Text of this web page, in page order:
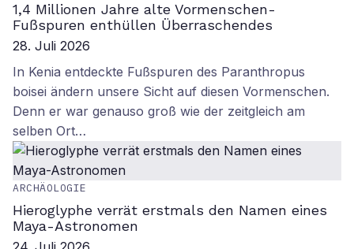
1,4 Millionen Jahre alte Vormenschen-
Fußspuren enthüllen Überraschendes
28. Juli 2026
In Kenia entdeckte Fußspuren des Paranthropus
boisei ändern unsere Sicht auf diesen Vormenschen.
Denn er war genauso groß wie der zeitgleich am
selben Ort…
ARCHÄOLOGIE
Hieroglyphe verrät erstmals den Namen eines
Maya-Astronomen